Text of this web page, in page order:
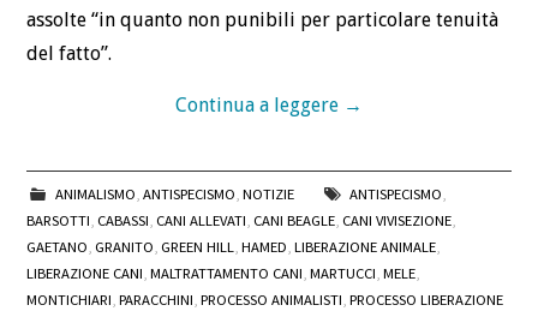
assolte “in quanto non punibili per particolare tenuità
del fatto”.
Continua a leggere →
ANIMALISMO, ANTISPECISMO, NOTIZIE ANTISPECISMO,
BARSOTTI, CABASSI, CANI ALLEVATI, CANI BEAGLE, CANI VIVISEZIONE,
GAETANO, GRANITO, GREEN HILL,HAMED,LIBERAZIONE ANIMALE,
LIBERAZIONE CANI,MALTRATTAMENTO CANI,MARTUCCI,MELE,
MONTICHIARI,PARACCHINI,PROCESSO ANIMALISTI,PROCESSO LIBERAZIONE